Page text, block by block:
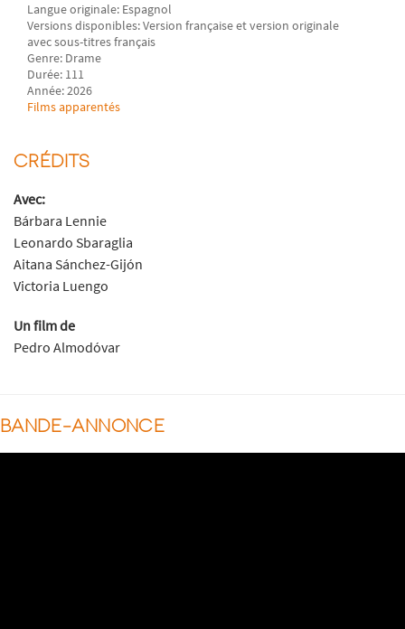
Langue originale: Espagnol
Versions disponibles: Version française et version originale
avec sous-titres français
Genre: Drame
Durée: 111
Année: 2026
Films apparentés
CRÉDITS
Avec:
Bárbara Lennie
Leonardo Sbaraglia
Aitana Sánchez-Gijón
Victoria Luengo
Un film de
Pedro Almodóvar
BANDE-ANNONCE